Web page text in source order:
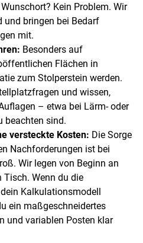
Kein Problem. Wir
und bringen bei Bedarf
mit.
Besonders auf
Flächen in
zum Stolperstein werden.
und wissen,
– etwa bei Lärm- oder
beachten sind.
versteckte Kosten: Die Sorge
Nachforderungen ist bei
Wir legen von Beginn an
Wenn du die
Kalkulationsmodell
ein maßgeschneidertes
und variablen Posten klar